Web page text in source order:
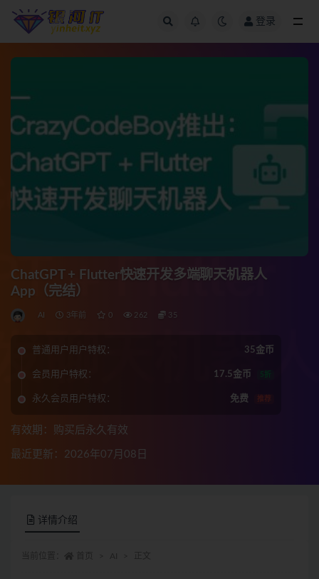
登录
ChatGPT + Flutter快速开发多端聊天机器人
App（完结）
AI 3年前 0 262 35
普通用户用户特权： 35金币
会员用户特权： 17.5金币 5折
永久会员用户特权： 免费 推荐
有效期：购买后永久有效
最近更新：2026年07月08日
详情介绍